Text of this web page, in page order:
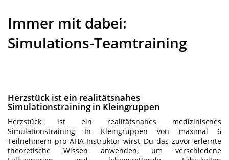
Immer mit dabei:
Simulations-Teamtraining
Herzstück ist ein realitätsnahes
Simulationstraining in Kleingruppen
Herzstück ist ein realitätsnahes medizinisches
Simulationstraining In Kleingruppen von maximal 6
Teilnehmern pro AHA-Instruktor wirst Du das zuvor erlernte
theoretische Wissen anwenden, um verschiedene